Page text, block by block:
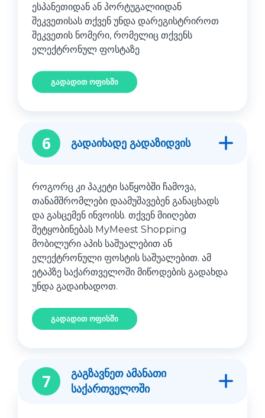
ესპანეთიდან ან პორტუგალიიდან
შეკვეთისას თქვენ უნდა დარეგისტრიროთ
შეკვეთის ნომერი, რომელიც თქვენს
ელექტრონულ ფოსტაზე
გადადით ოფისში
6 გადაიხადე გადაზიდვის
როგორც კი პაკეტი საწყობში ჩამოვა,
თანამშრომლები დაამუშავებენ განაცხადს
და გასცემენ ინვოისს. თქვენ მიიღებთ
შეტყობინებას MyMeest Shopping
მობილური აპის საშუალებით ან
ელექტრონული ფოსტის საშუალებით. ამ
ეტაპზე საქართველოში მიწოდების გადახდა
უნდა გადაიხადოთ.
გადადით ოფისში
7
გაგზავნეთ ამანათი
საქართველოში